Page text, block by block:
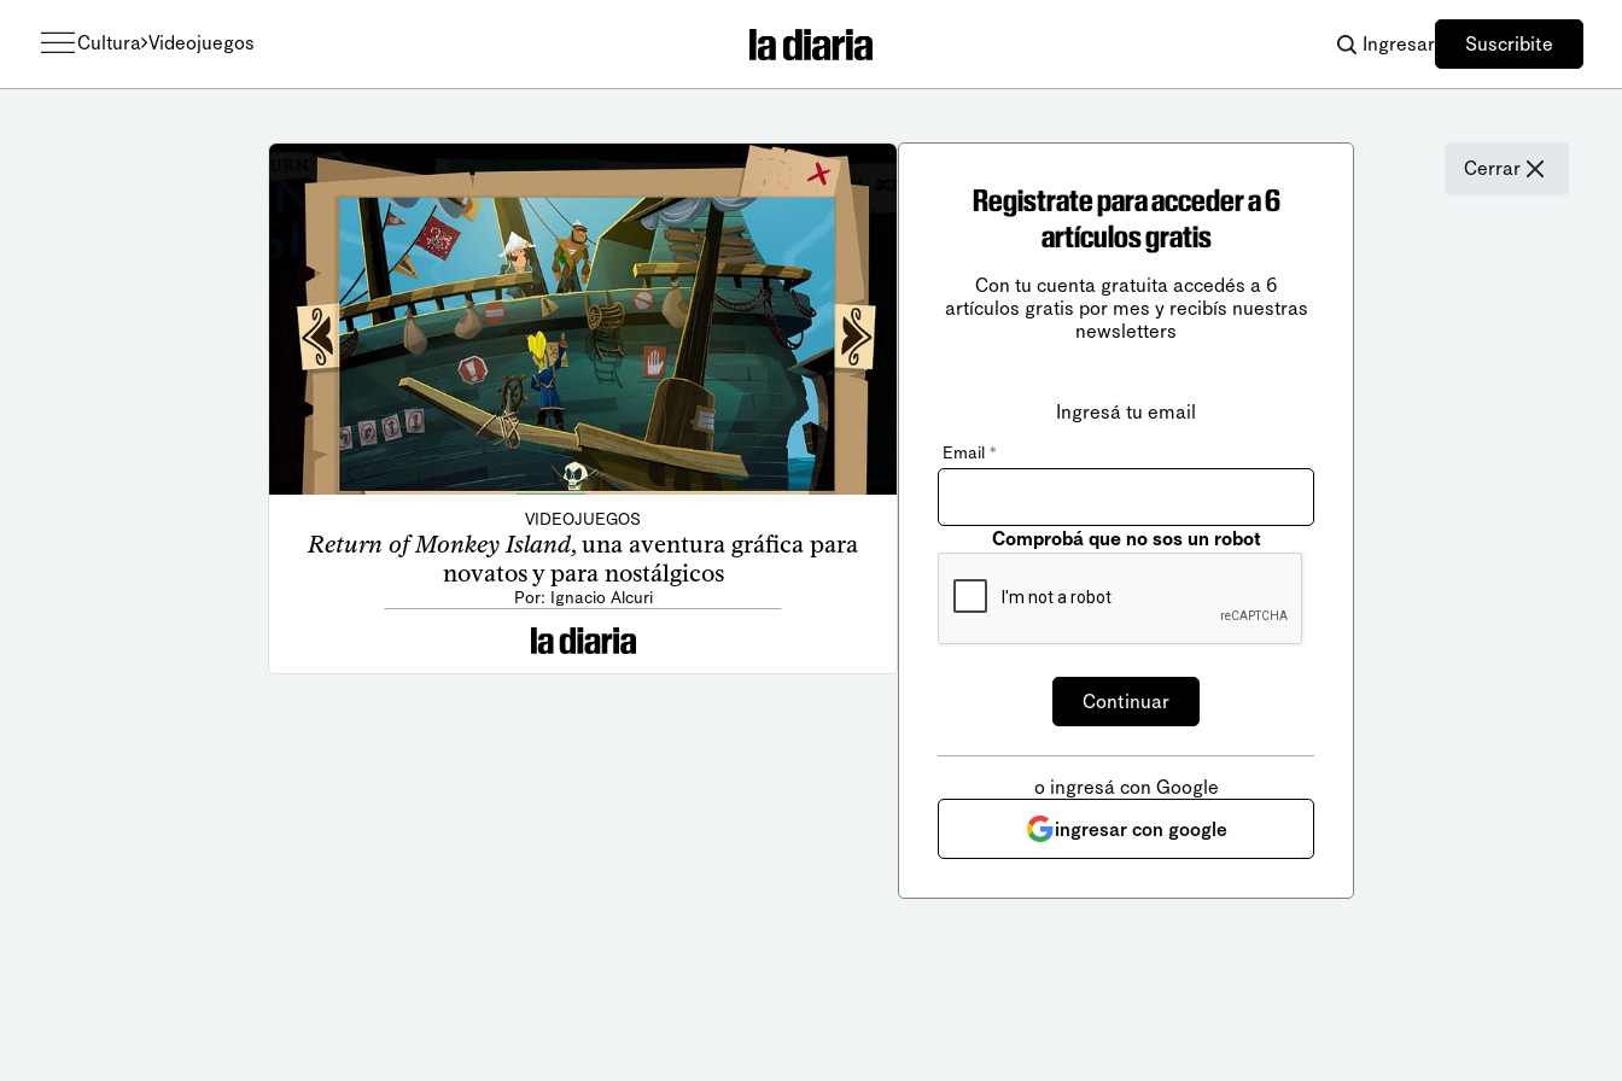
Cultura Videojuegos Ingresar Suscribite
VIDEOJUEGOS
Return of Monkey Island, una aventura gráfica para
novatos y para nostálgicos
Por: Ignacio Alcuri
Cerrar
Registrate para acceder a 6
artículos gratis
Con tu cuenta gratuita accedés a 6
artículos gratis por mes y recibís nuestras
newsletters
Ingresá tu email
Email *
Comprobá que no sos un robot
o ingresá con Google
ingresar con google